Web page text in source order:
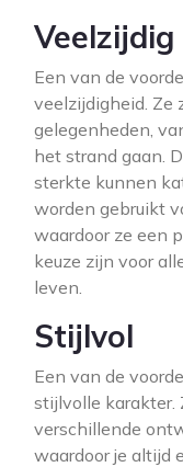
Veelzijdig
Een van de
veelzijdigheid. Ze
gelegenheden,
het strand gaan.
sterkte kunnen
worden gebruikt
waardoor ze een
keuze zijn voor
leven.
Stijlvol
Een van de
stijlvolle karakter.
verschillende
waardoor je altijd